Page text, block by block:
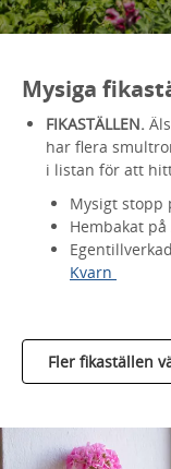
Mysiga
FIKASTÄLLEN.
har flera
i listan för att
Mysigt stopp
Hembakat
Kvarn
Fler fikaställen